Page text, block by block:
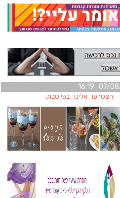
07/08/
הצטרפו אלינו בפייסבוק